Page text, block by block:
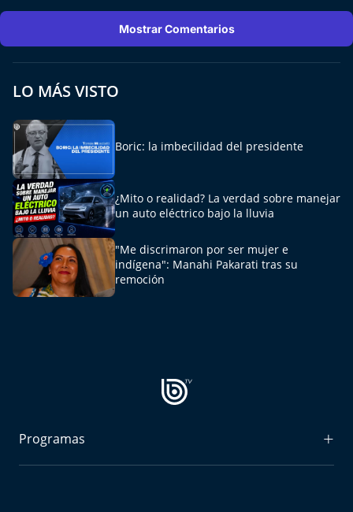
Mostrar Comentarios
LO MÁS VISTO
Boric: la imbecilidad del presidente
¿Mito o realidad? La verdad sobre manejar
un auto eléctrico bajo la lluvia
"Me discrimaron por ser mujer e
indígena": Manahi Pakarati tras su
remoción
Programas